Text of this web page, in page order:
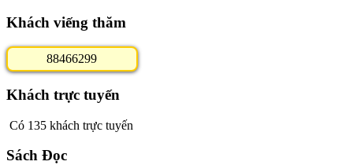
Khách viếng thăm
88466299
Khách trực tuyến
Có 135 khách trực tuyến
Sách Đọc